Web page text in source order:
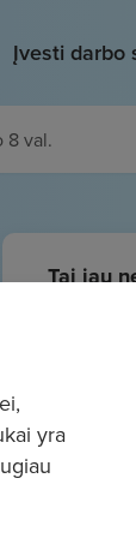
Įvesti darbo
8 val.
Tai jau
yra